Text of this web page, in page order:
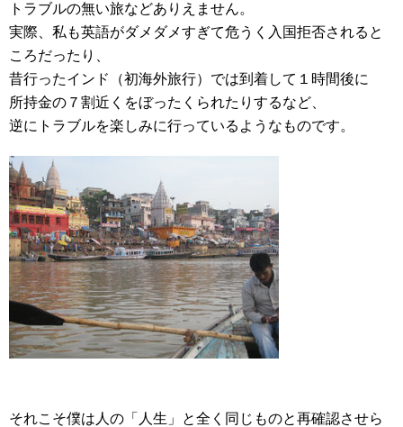
トラブルの無い旅などありえません。
実際、私も英語がダメダメすぎて危うく入国拒否されると
ころだったり、
昔行ったインド（初海外旅行）では到着して１時間後に
所持金の７割近くをぼったくられたりするなど、
逆にトラブルを楽しみに行っているようなものです。
それこそ僕は人の「人生」と全く同じものと再確認させら